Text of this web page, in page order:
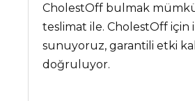
CholestOff bulmak
teslimat ile. CholestOff için
sunuyoruz, garantili etki
doğruluyor.